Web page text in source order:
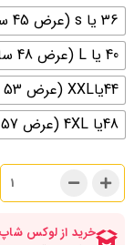
36 یا s (عرض 45 سانت)
40 یا L (عرض 48 سانت)
44یاXXL (عرض 53 سانت)
48یا 4XL (عرض 57 سانت)